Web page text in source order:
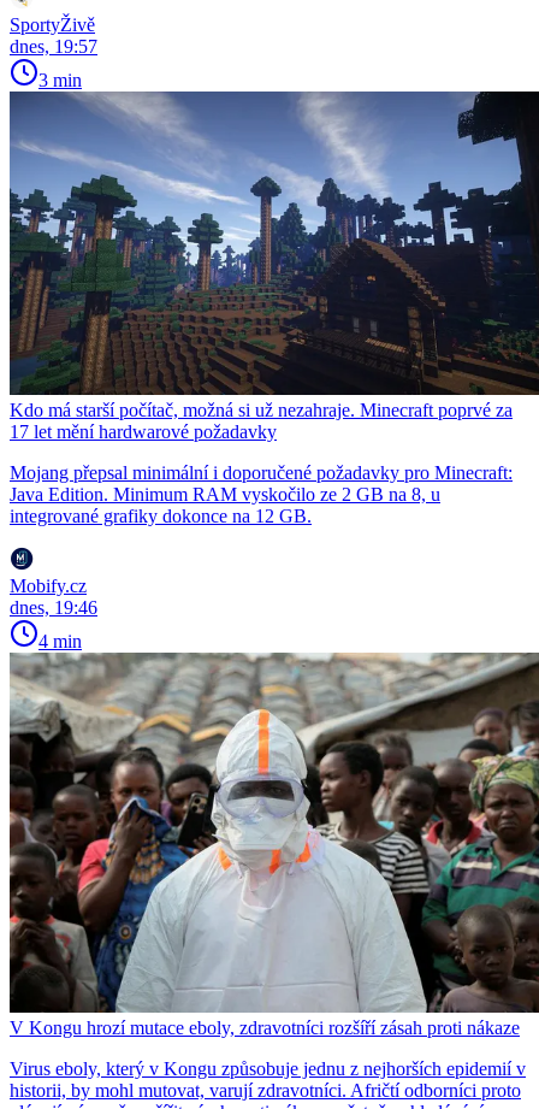
SportyŽivě
dnes, 19:57
3 min
Kdo má starší počítač, možná si už nezahraje. Minecraft poprvé za
17 let mění hardwarové požadavky
Mojang přepsal minimální i doporučené požadavky pro Minecraft:
Java Edition. Minimum RAM vyskočilo ze 2 GB na 8, u
integrované grafiky dokonce na 12 GB.
Mobify.cz
dnes, 19:46
4 min
V Kongu hrozí mutace eboly, zdravotníci rozšíří zásah proti nákaze
Virus eboly, který v Kongu způsobuje jednu z nejhorších epidemií v
historii, by mohl mutovat, varují zdravotníci. Afričtí odborníci proto